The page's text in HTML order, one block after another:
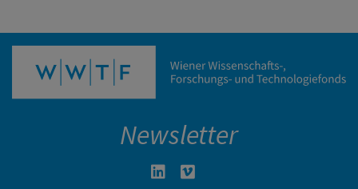
Newsletter
Linkedin in neuem Fenster öffnen